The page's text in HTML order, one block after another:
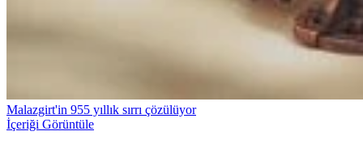
Malazgirt'in 955 yıllık sırrı çözülüyor
İçeriği Görüntüle